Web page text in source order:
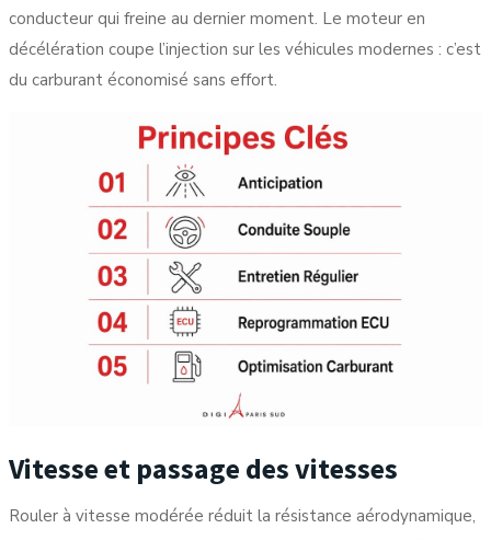
conducteur qui freine au dernier moment. Le moteur en
décélération coupe l’injection sur les véhicules modernes : c’est
du carburant économisé sans effort.
Vitesse et passage des vitesses
Rouler à vitesse modérée réduit la résistance aérodynamique,